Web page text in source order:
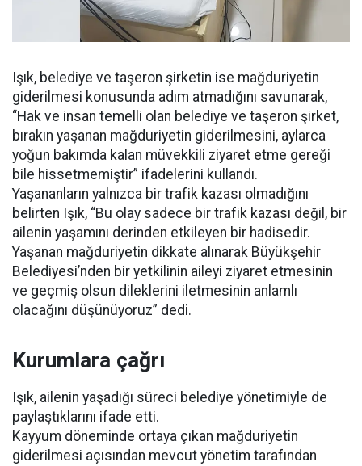
Işık, belediye ve taşeron şirketin ise mağduriyetin
giderilmesi konusunda adım atmadığını savunarak,
“Hak ve insan temelli olan belediye ve taşeron şirket,
bırakın yaşanan mağduriyetin giderilmesini, aylarca
yoğun bakımda kalan müvekkili ziyaret etme gereği
bile hissetmemiştir” ifadelerini kullandı.
Yaşananların yalnızca bir trafik kazası olmadığını
belirten Işık, “Bu olay sadece bir trafik kazası değil, bir
ailenin yaşamını derinden etkileyen bir hadisedir.
Yaşanan mağduriyetin dikkate alınarak Büyükşehir
Belediyesi’nden bir yetkilinin aileyi ziyaret etmesinin
ve geçmiş olsun dileklerini iletmesinin anlamlı
olacağını düşünüyoruz” dedi.
Kurumlara çağrı
Işık, ailenin yaşadığı süreci belediye yönetimiyle de
paylaştıklarını ifade etti.
Kayyum döneminde ortaya çıkan mağduriyetin
giderilmesi açısından mevcut yönetim tarafından